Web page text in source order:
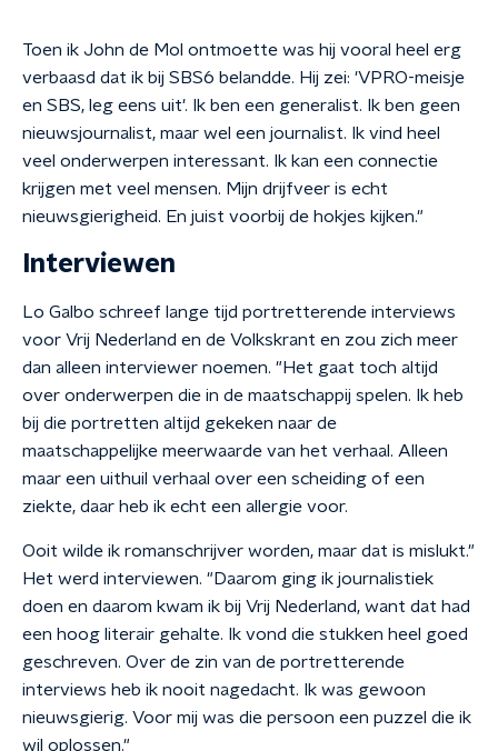
Toen ik John de Mol ontmoette was hij vooral heel erg
verbaasd dat ik bij SBS6 belandde. Hij zei: 'VPRO-meisje
en SBS, leg eens uit'.
Ik ben een generalist. Ik ben geen
nieuwsjournalist, maar wel een journalist. Ik vind heel
veel onderwerpen interessant. Ik kan een connectie
krijgen met veel mensen. Mijn drijfveer is echt
nieuwsgierigheid. En juist voorbij de hokjes kijken."
Interviewen
Lo Galbo schreef lange tijd portretterende interviews
voor Vrij Nederland en de Volkskrant en zou zich meer
dan alleen interviewer noemen. "Het gaat toch altijd
over onderwerpen die in de maatschappij spelen. Ik heb
bij die portretten altijd gekeken naar de
maatschappelijke meerwaarde van het verhaal. Alleen
maar een uithuil verhaal over een scheiding of een
ziekte, daar heb ik echt een allergie voor.
Ooit wilde ik romanschrijver worden, maar dat is mislukt."
Het werd interviewen. "Daarom ging ik journalistiek
doen en daarom kwam ik bij Vrij Nederland, want dat had
een hoog literair gehalte. Ik vond die stukken heel goed
geschreven. Over de zin van de portretterende
interviews heb ik nooit nagedacht. Ik was gewoon
nieuwsgierig. Voor mij was die persoon een puzzel die ik
wil oplossen."